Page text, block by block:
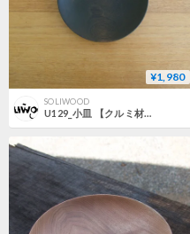
¥1,980
SOLIWOOD
U129_小皿 【クルミ材・鉄媒染】